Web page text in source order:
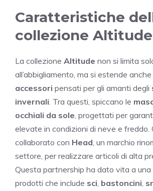
Caratteristiche
collezione Altitude
La collezione Altitude non si limita
all’abbigliamento, ma si estende
accessori pensati per gli amanti degli
invernali. Tra questi, spiccano le
occhiali da sole, progettati per
elevate in condizioni di neve e freddo.
collaborato con Head, un marchio
settore, per realizzare articoli di alta
Questa partnership ha dato vita a una
prodotti che include sci, bastoncini,